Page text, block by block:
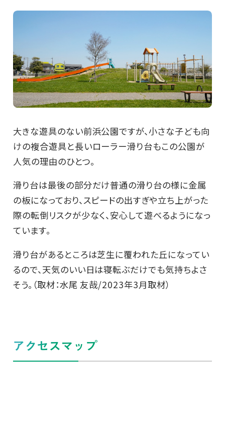
大きな遊具のない前浜公園ですが、小さな子ども向
けの複合遊具と長いローラー滑り台もこの公園が
人気の理由のひとつ。
滑り台は最後の部分だけ普通の滑り台の様に金属
の板になっており、スピードの出すぎや立ち上がった
際の転倒リスクが少なく、安心して遊べるようになっ
ています。
滑り台があるところは芝生に覆われた丘になってい
るので、天気のいい日は寝転ぶだけでも気持ちよさ
そう。（取材：水尾 友哉/2023年3月取材）
アクセスマップ